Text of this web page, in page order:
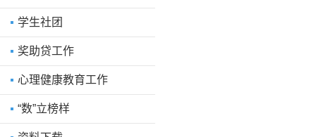
学生社团
奖助贷工作
心理健康教育工作
“数”立榜样